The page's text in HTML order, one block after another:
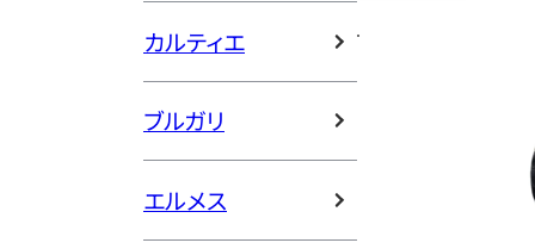
カルティエ
ブルガリ
エルメス